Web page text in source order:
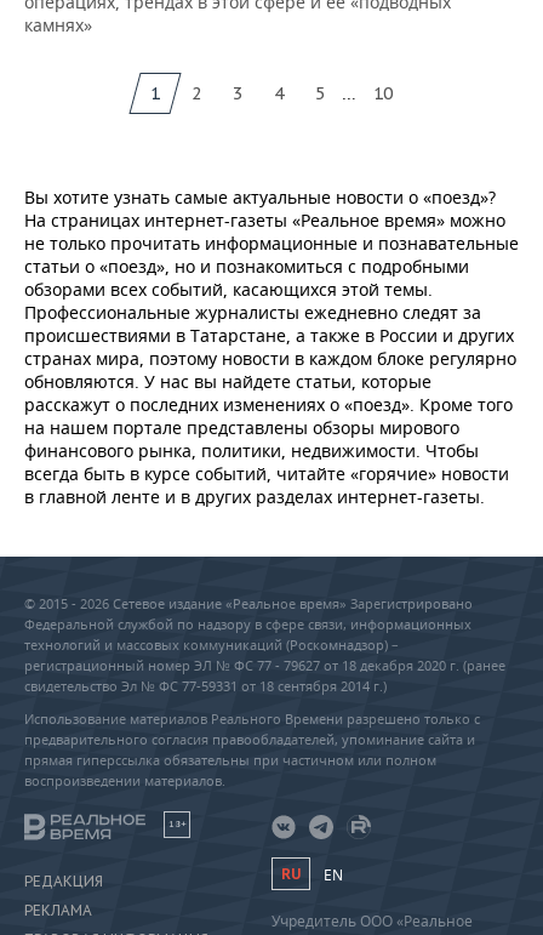
камнях»
1 2 3 4 5 ... 10
Вы хотите узнать самые актуальные новости о «поезд»?
На страницах интернет-газеты «Реальное время» можно
не только прочитать информационные и познавательные
статьи о «поезд», но и познакомиться с подробными
обзорами всех событий, касающихся этой темы.
Профессиональные журналисты ежедневно следят за
происшествиями в Татарстане, а также в России и других
странах мира, поэтому новости в каждом блоке регулярно
обновляются. У нас вы найдете статьи, которые
расскажут о последних изменениях о «поезд». Кроме того
на нашем портале представлены обзоры мирового
финансового рынка, политики, недвижимости. Чтобы
всегда быть в курсе событий, читайте «горячие» новости
в главной ленте и в других разделах интернет-газеты.
© 2015 - 2026 Сетевое издание «Реальное время» Зарегистрировано
Федеральной службой по надзору в сфере связи, информационных
технологий и массовых коммуникаций (Роскомнадзор) –
регистрационный номер ЭЛ № ФС 77 - 79627 от 18 декабря 2020 г. (ранее
свидетельство Эл № ФС 77-59331 от 18 сентября 2014 г.)
Использование материалов Реального Времени разрешено только с
предварительного согласия правообладателей, упоминание сайта и
прямая гиперссылка обязательны при частичном или полном
воспроизведении материалов.
18+
РЕДАКЦИЯ
РЕКЛАМА
RU EN
Учредитель ООО «Реальное